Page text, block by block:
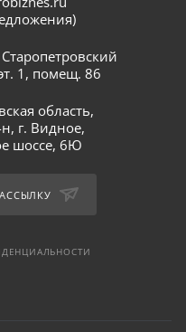
1, помещ. 86
область,
г. Видное,
шоссе, 6Ю